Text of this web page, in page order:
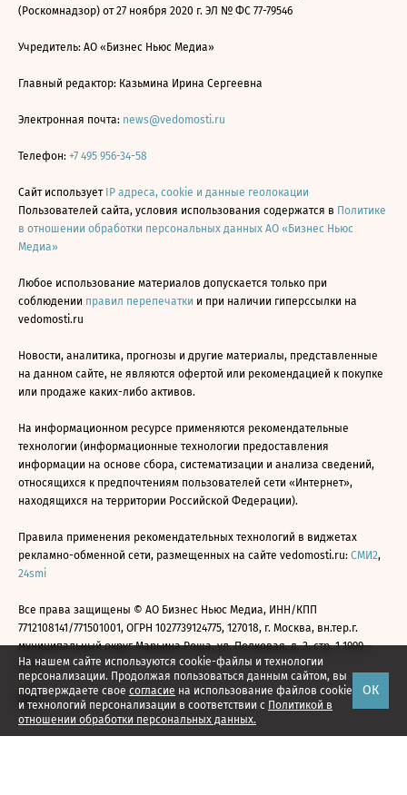
На нашем сайте используются cookie-файлы и технологии
персонализации. Продолжая пользоваться данным сайтом, вы
подтверждаете свое согласие на использование файлов cookie
и технологий персонализации в соответствии с Политикой в
отношении обработки персональных данных.
ОК
(Роскомнадзор) от 27 ноября 2020 г. ЭЛ № ФС 77-79546
Учредитель: АО «Бизнес Ньюс Медиа»
Главный редактор: Казьмина Ирина Сергеевна
Электронная почта: news@vedomosti.ru
Телефон: +7 495 956-34-58
Сайт использует IP адреса, cookie и данные геолокации
Пользователей сайта, условия использования содержатся в Политике
в отношении обработки персональных данных АО «Бизнес Ньюс
Медиа»
Любое использование материалов допускается только при
соблюдении правил перепечатки и при наличии гиперссылки на
vedomosti.ru
Новости, аналитика, прогнозы и другие материалы, представленные
на данном сайте, не являются офертой или рекомендацией к покупке
или продаже каких-либо активов.
На информационном ресурсе применяются рекомендательные
технологии (информационные технологии предоставления
информации на основе сбора, систематизации и анализа сведений,
относящихся к предпочтениям пользователей сети «Интернет»,
находящихся на территории Российской Федерации).
Правила применения рекомендательных технологий в виджетах
рекламно-обменной сети, размещенных на сайте vedomosti.ru: СМИ2,
24smi
Все права защищены © АО Бизнес Ньюс Медиа, ИНН/КПП
7712108141/771501001, ОГРН 1027739124775, 127018, г. Москва, вн.тер.г.
муниципальный округ Марьина Роща, ул. Полковая, д. 3, стр. 1 1999—
2026